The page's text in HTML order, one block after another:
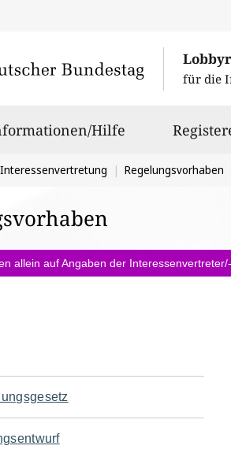
für die
Hilfe
Regelungsvorhaben
allein auf Angaben der